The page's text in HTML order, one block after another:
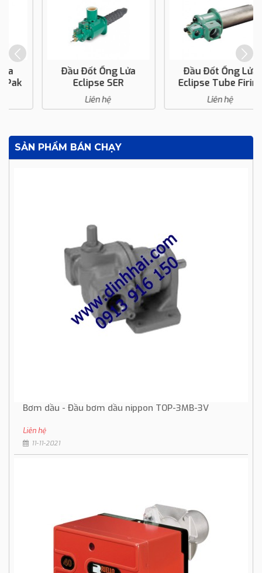
Đầu Đốt Ống Lửa
Eclipse SER
Đầu Đốt Ống Lửa
Eclipse Tube Firing
SẢN PHẨM BÁN CHẠY
Bơm dầu - Đầu bơm dầu nippon TOP-3MB-3V
Liên hệ
11-11-2021